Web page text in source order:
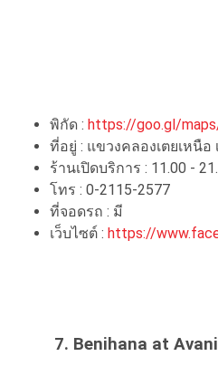
พิกัด : https://goo.gl/
ที่อยู่ : แขวงคลองเตยเหนื
ร้านเปิดบริการ : 11.00 -
โทร : 0-2115-2577
ที่จอดรถ : มี
เว็บไซต์ : https://
7. Benihana at